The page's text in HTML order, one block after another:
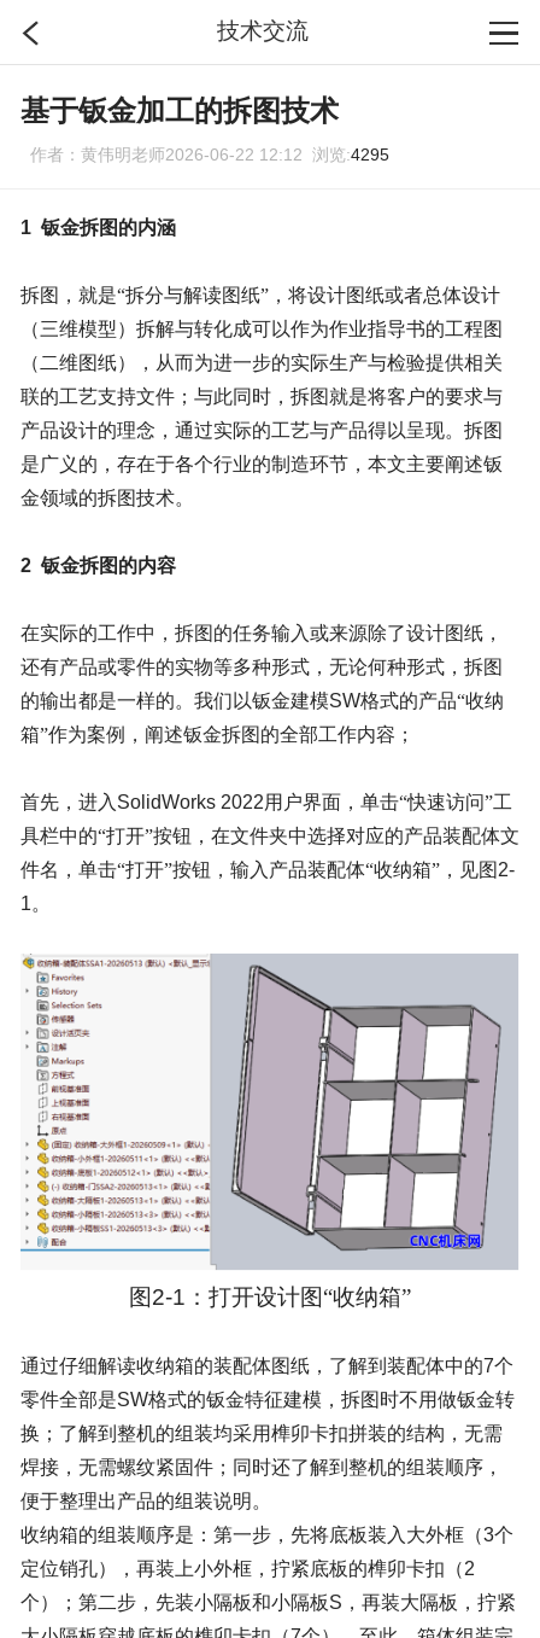
技术交流
登录
基于钣金加工的拆图技术
作者：黄伟明老师2026-06-22 12:12 浏览:4295
1 钣金拆图的内涵
拆图，就是“拆分与解读图纸”，将设计图纸或者总体设计
（三维模型）拆解与转化成可以作为作业指导书的工程图
（二维图纸），从而为进一步的实际生产与检验提供相关
联的工艺支持文件；与此同时，拆图就是将客户的要求与
产品设计的理念，通过实际的工艺与产品得以呈现。拆图
是广义的，存在于各个行业的制造环节，本文主要阐述钣
金领域的拆图技术。
2 钣金拆图的内容
在实际的工作中，拆图的任务输入或来源除了设计图纸，
还有产品或零件的实物等多种形式，无论何种形式，拆图
的输出都是一样的。我们以钣金建模SW格式的产品“收纳
箱”作为案例，阐述钣金拆图的全部工作内容；
首先，进入 SolidWorks 2022用户界面，单击“快速访问”工
具栏中的“打开”按钮，在文件夹中选择对应的产品装配体文
件名，单击“打开”按钮，输入产品装配体“收纳箱”，见图 2-
1。
图2-1 ：打开设计图“收纳箱”
通过仔细解读收纳箱的装配体图纸，了解到装配体中的7个
零件全部是SW格式的钣金特征建模，拆图时不用做钣金转
换；了解到整机的组装均采用榫卯卡扣拼装的结构，无需
焊接，无需螺纹紧固件；同时还了解到整机的组装顺序，
便于整理出产品的组装说明。
收纳箱的组装顺序是：第一步，先将底板装入大外框（3个
定位销孔），再装上小外框，拧紧底板的榫卯卡扣（2
个）；第二步，先装小隔板和小隔板S ，再装大隔板，拧紧